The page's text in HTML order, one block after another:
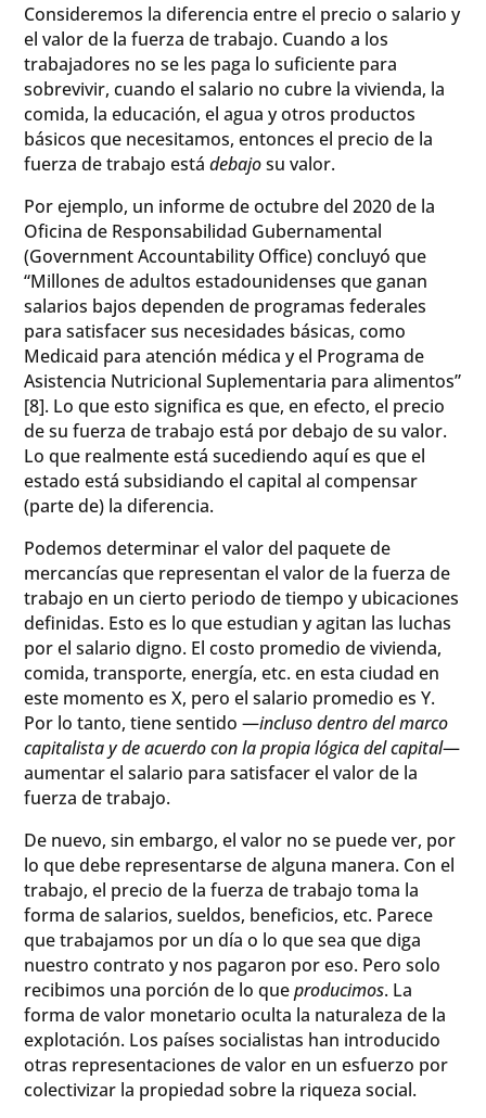
Consideremos la diferencia entre el precio o salario y
el valor de la fuerza de trabajo. Cuando a los
trabajadores no se les paga lo suficiente para
sobrevivir, cuando el salario no cubre la vivienda, la
comida, la educación, el agua y otros productos
básicos que necesitamos, entonces el precio de la
fuerza de trabajo estádebajosu valor.
Por ejemplo, un informe de octubre del 2020 de la
Oficina de Responsabilidad Gubernamental
(Government Accountability Office) concluyó que
“Millones de adultos estadounidenses que ganan
salarios bajos dependen de programas federales
para satisfacer sus necesidades básicas, como
Medicaid para atención médica y el Programa de
Asistencia Nutricional Suplementaria para alimentos”
[8]. Lo que esto significa es que, en efecto, el precio
de su fuerza de trabajo está por debajo de su valor.
Lo que realmente está sucediendo aquí es que el
estado está subsidiando el capital al compensar
(parte de) la diferencia.
Podemos determinar el valor del paquete de
mercancías que representan el valor de la fuerza de
trabajo en un cierto periodo de tiempo y ubicaciones
definidas. Esto es lo que estudian y agitan las luchas
por el salario digno. El costo promedio de vivienda,
comida, transporte, energía, etc. en esta ciudad en
este momento es X, pero el salario promedio es Y.
Por lo tanto, tiene sentido —incluso dentro del marco
capitalista y de acuerdo con la propia lógica del capital—
aumentar el salario para satisfacer el valor de la
fuerza de trabajo.
De nuevo, sin embargo, el valor no se puede ver, por
lo que debe representarse de alguna manera. Con el
trabajo, el precio de la fuerza de trabajo toma la
forma de salarios, sueldos, beneficios, etc. Parece
que trabajamos por un día o lo que sea que diga
nuestro contrato y nos pagaron por eso. Pero solo
recibimos una porción de lo queproducimos. La
forma de valor monetario oculta la naturaleza de la
explotación. Los países socialistas han introducido
otras representaciones de valor en un esfuerzo por
colectivizar la propiedad sobre la riqueza social.